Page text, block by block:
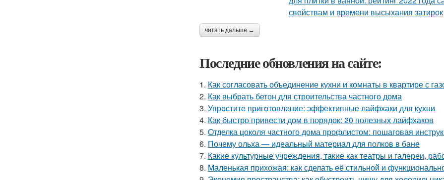
читать дальше →
Последние обновления на сайте:
1. Как согласовать объединение кухни и комнаты в квартире с
2. Как выбрать бетон для строительства частного дома
3. Упростите приготовление: эффективные лайфхаки для кухни
4. Как быстро привести дом в порядок: 20 полезных лайфхаков
5. Отделка цоколя частного дома профлистом: пошаговая
6. Почему ольха — идеальный материал для полков в бане
7. Какие культурные учреждения, такие как театры и галереи,
8. Маленькая прихожая: как сделать её стильной и